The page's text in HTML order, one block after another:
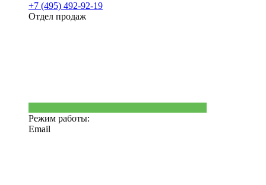
+7 (495) 492-92-19
Отдел продаж
Режим работы:
Email